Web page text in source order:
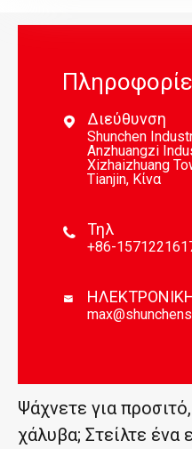
 Διεύθυνση
Shunchen
Anzhuangzi
Xizhaizhuang
Tianjin, Κίνα
 Τηλ
+86-

Ψάχνετε για
χάλυβα; Στείλτε ένα